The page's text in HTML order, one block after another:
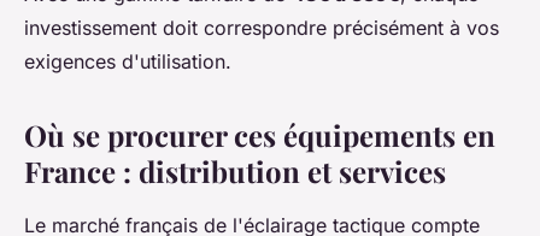
investissement doit correspondre précisément à vos
exigences d'utilisation.
Où se procurer ces équipements en
France : distribution et services
Le marché français de l'éclairage tactique compte